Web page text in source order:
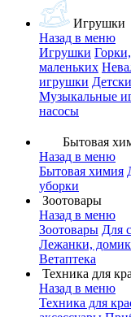
Игрушки
Назад в меню
Игрушки
маленьких
игрушки
Музыкальные
насосы
Бытовая
Назад в меню
Бытовая химия
уборки
Зоотовары
Назад в меню
Зоотовары Для
Лежанки,
Ветаптека
Техника для
Назад в меню
Техника для